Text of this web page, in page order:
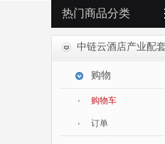
热门商品分类
中链云酒店产业配
购物
购物车
订单